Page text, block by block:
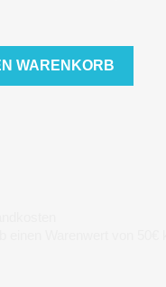
WARENKORB